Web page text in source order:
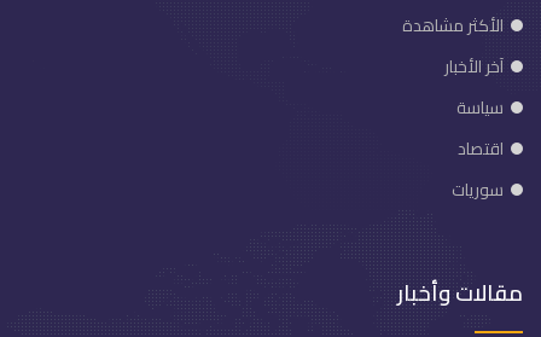
الأكثر مشاهدة
آخر الأخبار
سياسة
اقتصاد
سوريات
مقالات وأخبار